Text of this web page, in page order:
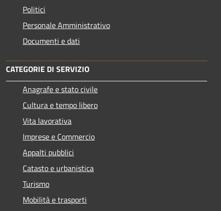
Politici
Personale Amministrativo
Documenti e dati
CATEGORIE DI SERVIZIO
Anagrafe e stato civile
Cultura e tempo libero
Vita lavorativa
Imprese e Commercio
Appalti pubblici
Catasto e urbanistica
Turismo
Mobilità e trasporti